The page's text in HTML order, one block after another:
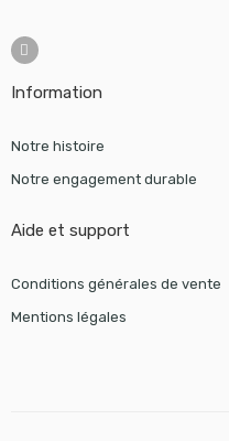
Information
Notre histoire
Notre engagement durable
Aide et support
Conditions générales de vente
Mentions légales